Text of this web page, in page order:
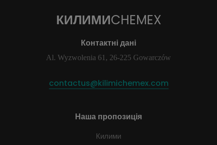
КИЛИМИCHEMEX
Контактні дані
Al. Wyzwolenia 61, 26-225 Gowarczów
contactus@kilimichemex.com
Наша пропозиція
Килими